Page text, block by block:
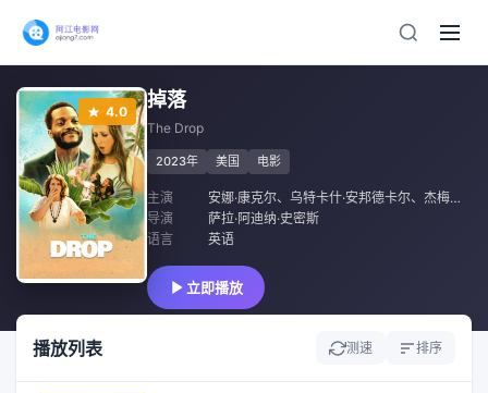
4.0
掉落
The Drop
2023年 美国 电影
主演 安娜·康克尔、 乌特卡什·安邦德卡尔、 杰梅因·福勒
导演
萨拉·阿迪纳·史密斯
语言
英语
立即播放
播放列表 测速 排序